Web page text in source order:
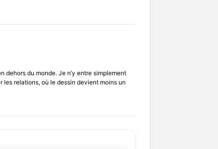
dehors du monde. Je n’y entre simplement
les relations, où le dessin devient moins un